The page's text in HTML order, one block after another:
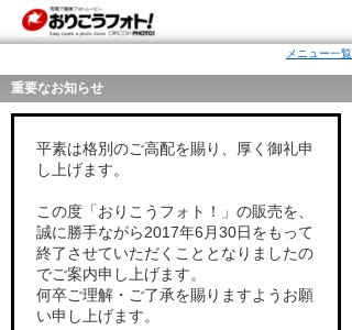
メニュー一覧
重要なお知らせ
平素は格別のご高配を賜り、厚く御礼申
し上げます。
この度「おりこうフォト！」の販売を、
誠に勝手ながら2017年6月30日をもって
終了させていただくこととなりましたの
でご案内申し上げます。
何卒ご理解・ご了承を賜りますようお願
い申し上げます。